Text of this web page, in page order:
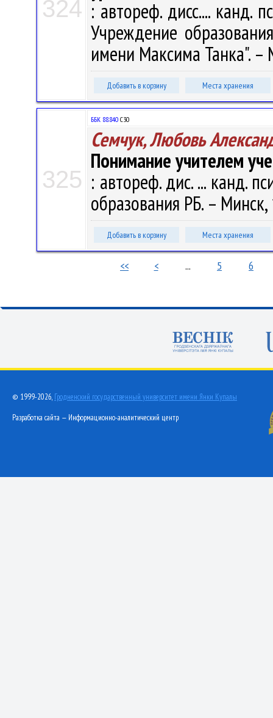
324 : автореф. дисс.... канд.
Учреждение
имени Максима Танка". –
Добавить в корзину Места хранения
325
ББК 88.840 С30
Семчук, Любовь
Понимание учителем
: автореф. дис. ... канд.
образования РБ. –
Добавить в корзину Места хранения
<< < ... 5 6
© 1999-2026, Гродненский государственный университет имени Янки Купалы
Разработка сайта — Информационно-аналитический центр